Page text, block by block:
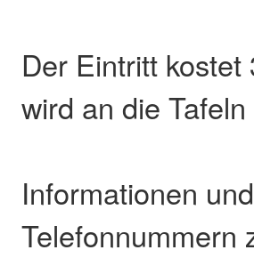
Der Eintritt
wird an die
Informationen
Telefonnummern